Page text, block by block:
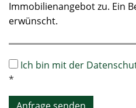
Ich bin mit der
*